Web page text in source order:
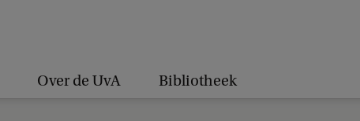
Over de UvA Bibliotheek